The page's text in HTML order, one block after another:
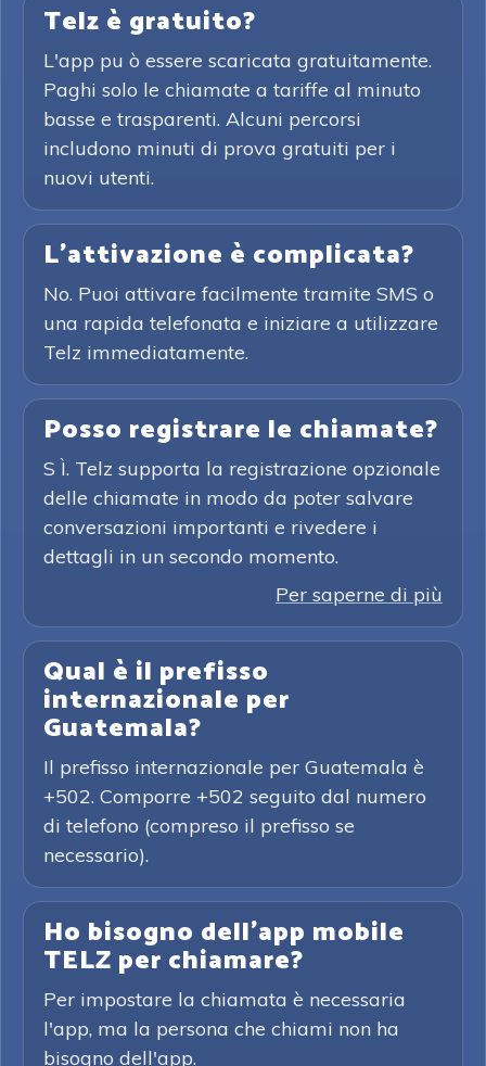
Telz è gratuito?
L'app pu ò essere scaricata gratuitamente.
Paghi solo le chiamate a tariffe al minuto
basse e trasparenti. Alcuni percorsi
includono minuti di prova gratuiti per i
nuovi utenti.
L'attivazione è complicata?
No. Puoi attivare facilmente tramite SMS o
una rapida telefonata e iniziare a utilizzare
Telz immediatamente.
Posso registrare le chiamate?
S Ì. Telz supporta la registrazione opzionale
delle chiamate in modo da poter salvare
conversazioni importanti e rivedere i
dettagli in un secondo momento.
Per saperne di più
Qual è il prefisso
internazionale per
Guatemala?
Il prefisso internazionale per Guatemala è
+502. Comporre +502 seguito dal numero
di telefono (compreso il prefisso se
necessario).
Ho bisogno dell'app mobile
TELZ per chiamare?
Per impostare la chiamata è necessaria
l'app, ma la persona che chiami non ha
bisogno dell'app.